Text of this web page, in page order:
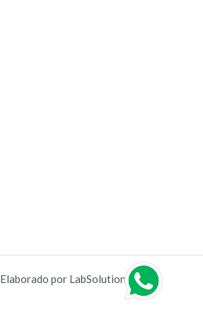
Elaborado por LabSolutions S. A.